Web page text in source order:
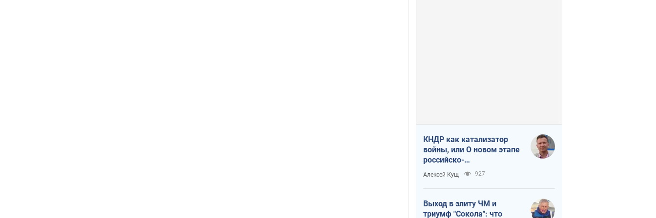
КНДР как катализатор
войны, или О новом этапе
российско-
северокорейского союза
Алексей Кущ 927
Выход в элиту ЧМ и
триумф "Сокола": что